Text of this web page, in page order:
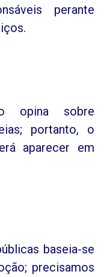
perante
opina sobre
portanto, o
aparecer em
baseia-se
precisamos